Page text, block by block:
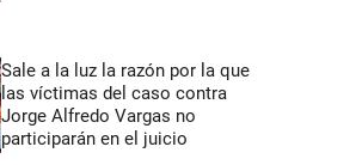
Sale a la luz la razón por la que
las víctimas del caso contra
Jorge Alfredo Vargas no
participarán en el juicio